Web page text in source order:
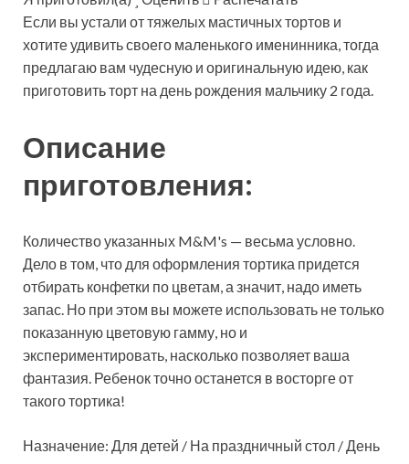
Если вы устали от тяжелых мастичных тортов и
хотите удивить своего маленького именинника, тогда
предлагаю вам чудесную и оригинальную идею, как
приготовить торт на день рождения мальчику 2 года.
Описание
приготовления:
Количество указанных M&M's — весьма условно.
Дело в том, что для оформления тортика придется
отбирать конфетки по цветам, а значит, надо иметь
запас. Но при этом вы можете использовать не только
показанную цветовую гамму, но и
экспериментировать, насколько позволяет ваша
фантазия. Ребенок точно останется в восторге от
такого тортика!
Назначение: Для детей / На праздничный стол / День